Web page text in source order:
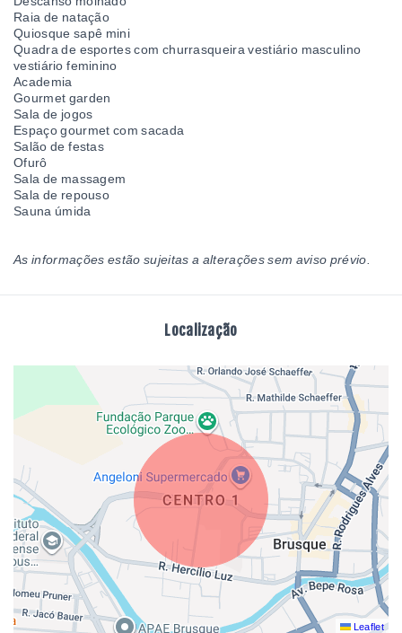
Raia de natação
Quiosque sapê mini
Quadra de esportes com churrasqueira vestiário masculino
vestiário feminino
Academia
Gourmet garden
Sala de jogos
Espaço gourmet com sacada
Salão de festas
Ofurô
Sala de massagem
Sala de repouso
Sauna úmida
As informações estão sujeitas a alterações sem aviso prévio.
Localização
Leaflet